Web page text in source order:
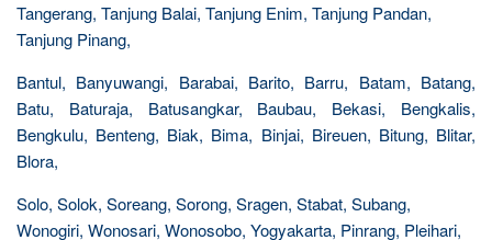
Tangerang, Tanjung Balai, Tanjung Enim, Tanjung Pandan,
Tanjung Pinang,
Bantul, Banyuwangi, Barabai, Barito, Barru, Batam, Batang,
Batu, Baturaja, Batusangkar, Baubau, Bekasi, Bengkalis,
Bengkulu, Benteng, Biak, Bima, Binjai, Bireuen, Bitung, Blitar,
Blora,
Solo, Solok, Soreang, Sorong, Sragen, Stabat, Subang,
Wonogiri, Wonosari, Wonosobo, Yogyakarta, Pinrang, Pleihari,